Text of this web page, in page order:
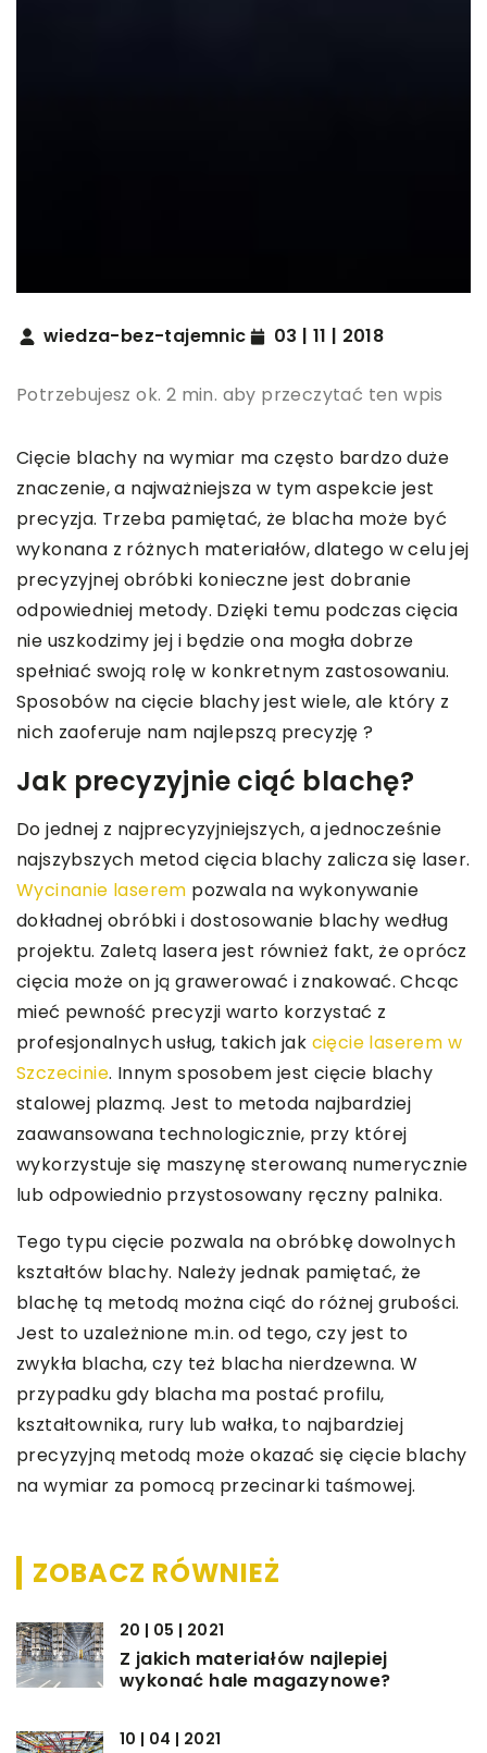
wiedza-bez-tajemnic 03 | 11 | 2018
Potrzebujesz ok. 2 min. aby przeczytać ten wpis
Cięcie blachy na wymiar ma często bardzo duże
znaczenie, a najważniejsza w tym aspekcie jest
precyzja. Trzeba pamiętać, że blacha może być
wykonana z różnych materiałów, dlatego w celu jej
precyzyjnej obróbki konieczne jest dobranie
odpowiedniej metody. Dzięki temu podczas cięcia
nie uszkodzimy jej i będzie ona mogła dobrze
spełniać swoją rolę w konkretnym zastosowaniu.
Sposobów na cięcie blachy jest wiele, ale który z
nich zaoferuje nam najlepszą precyzję ?
Jak precyzyjnie ciąć blachę?
Do jednej z najprecyzyjniejszych, a jednocześnie
najszybszych metod cięcia blachy zalicza się laser.
Wycinanie laserem pozwala na wykonywanie
dokładnej obróbki i dostosowanie blachy według
projektu. Zaletą lasera jest również fakt, że oprócz
cięcia może on ją grawerować i znakować. Chcąc
mieć pewność precyzji warto korzystać z
profesjonalnych usług, takich jak cięcie laserem w
Szczecinie. Innym sposobem jest cięcie blachy
stalowej plazmą. Jest to metoda najbardziej
zaawansowana technologicznie, przy której
wykorzystuje się maszynę sterowaną numerycznie
lub odpowiednio przystosowany ręczny palnika.
Tego typu cięcie pozwala na obróbkę dowolnych
kształtów blachy. Należy jednak pamiętać, że
blachę tą metodą można ciąć do różnej grubości.
Jest to uzależnione m.in. od tego, czy jest to
zwykła blacha, czy też blacha nierdzewna. W
przypadku gdy blacha ma postać profilu,
kształtownika, rury lub wałka, to najbardziej
precyzyjną metodą może okazać się cięcie blachy
na wymiar za pomocą przecinarki taśmowej.
ZOBACZ RÓWNIEŻ
20 | 05 | 2021
Z jakich materiałów najlepiej
wykonać hale magazynowe?
10 | 04 | 2021